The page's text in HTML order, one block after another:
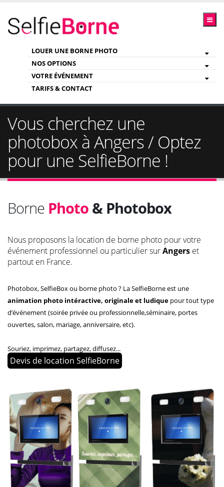
LOUER UNE BORNE PHOTO
NOS OPTIONS
VOTRE ÉVÉNEMENT
TARIFS & CONTACT
Vous cherchez une
photobox à Angers / Optez
pour une SelfieBorne !
Borne Photo & Photobox
Nous proposons la location de borne photo pour votre
événement professionnel ou particulier surAngers et
partout en France.
Photobox, SelfieBox ou borne photo ? La SelfieBorne est une
animation photo intéractive, originale et ludique pour tout type
d’événement (soirée privée ou professionnelle,séminaire, portes
ouvertes, salon, mariage, anniversaire, etc).
Souriez, imprimez, partagez, diffusez...
Devis de location SelfieBorne